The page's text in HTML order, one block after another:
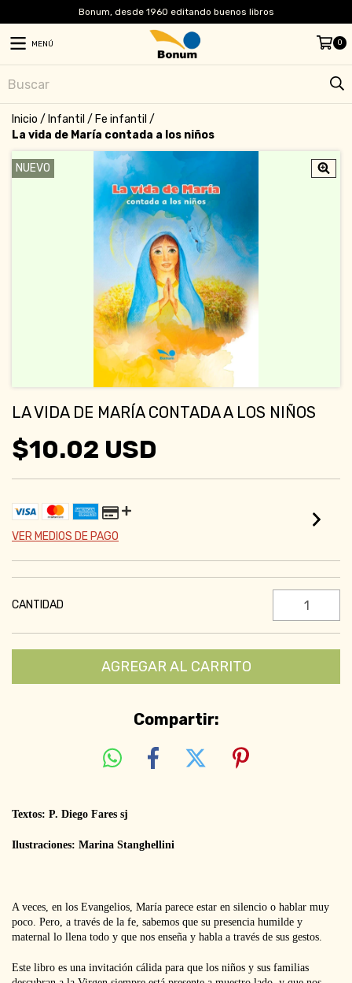
Bonum, desde 1960 editando buenos libros
MENÚ 0
Inicio / Infantil / Fe infantil /
La vida de María contada a los niños
NUEVO
LA VIDA DE MARÍA CONTADA A LOS NIÑOS
$10.02 USD
VER MEDIOS DE PAGO
CANTIDAD
Compartir:
Textos: P. Diego Fares sj
Ilustraciones: Marina Stanghellini
A veces, en los Evangelios, María parece estar en silencio o hablar muy
poco. Pero, a través de la fe, sabemos que su presencia humilde y
maternal lo llena todo y que nos enseña y habla a través de sus gestos.
Este libro es una invitación cálida para que los niños y sus familias